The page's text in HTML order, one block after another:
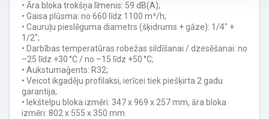
• Āra bloka trokšņa līmenis: 59 dB(A);
• Gaisa plūsma: no 660 līdz 1100 m³/h;
• Cauruļu pieslēguma diametrs (šķidrums + gāze): 1/4" +
1/2";
• Darbības temperatūras robežas sildīšanai / dzesēšanai: no
–25 līdz +30 °C / no –15 līdz +50 °C;
• Aukstumaģents: R32;
• Veicot ikgadēju profilaksi, ierīcei tiek piešķirta 2 gadu
garantija;
• Iekštelpu bloka izmēri: 347 x 969 x 257 mm, āra bloka
izmēri: 802 x 555 x 350 mm.